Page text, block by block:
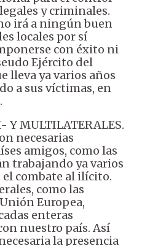
y criminales.
irá a ningún buen
locales por sí
con éxito ni
Ejército del
lleva ya varios años
a sus víctimas, en
Y MULTILATERALES.
necesarias
amigos, como las
trabajando ya varios
combate al ilícito.
como las
Europea,
enteras
nuestro país. Así
la presencia